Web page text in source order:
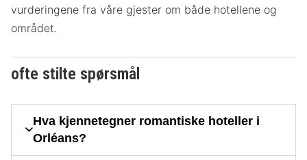
vurderingene fra våre gjester om både hotellene og
området.
ofte stilte spørsmål
Hva kjennetegner romantiske hoteller i
Orléans?